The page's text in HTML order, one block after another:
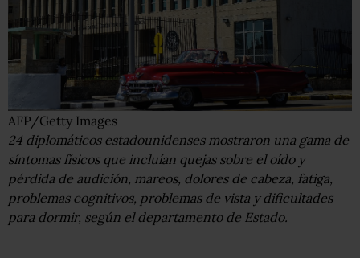
AFP/Getty Images
24 diplomáticos estadounidenses mostraron una gama de
síntomas físicos que incluían quejas sobre el oído y
pérdida de audición, mareos, dolores de cabeza, fatiga,
problemas cognitivos, problemas de vista y dificultades
para dormir, según el departamento de Estado.